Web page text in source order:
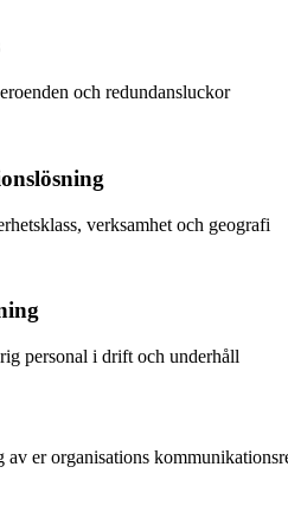
och redundansluckor
verksamhet och geografi
personal i drift och underhåll
er organisations